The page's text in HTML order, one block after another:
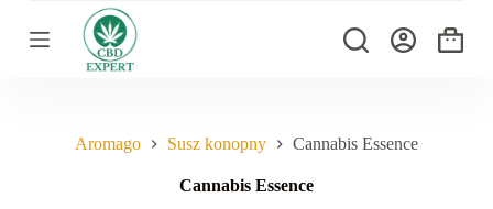
Koszyk
Aromago Susz konopny Cannabis Essence
Cannabis Essence